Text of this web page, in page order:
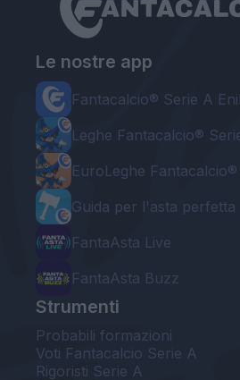
Le nostre app
Fantacalcio® Serie A
Leghe Fantacalcio®
EuroLeghe Fantacalcio®
Guida per l'asta perfetta
FantaAsta Live
FantaAsta Buzz
Strumenti
Probabili formazioni
Voti Fantacalcio Serie A
Rigoristi Serie A